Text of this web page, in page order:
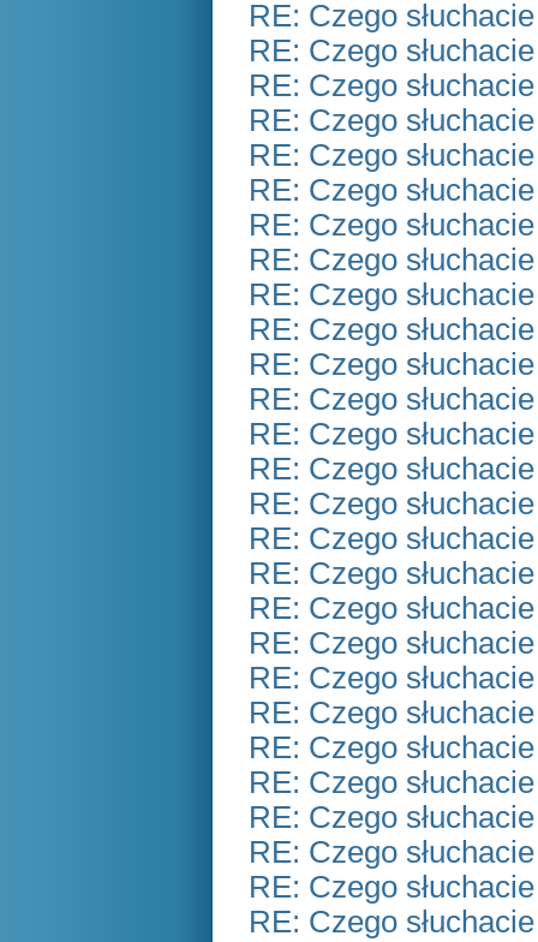
RE: Czego
RE: Czego
RE: Czego
RE: Czego
RE: Czego
RE: Czego
RE: Czego
RE: Czego
RE: Czego
RE: Czego
RE: Czego
RE: Czego
RE: Czego
RE: Czego
RE: Czego
RE: Czego
RE: Czego
RE: Czego
RE: Czego
RE: Czego
RE: Czego
RE: Czego
RE: Czego
RE: Czego
RE: Czego
RE: Czego
RE: Czego